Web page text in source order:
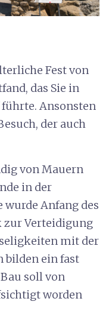
Fest von
das Sie in
Ansonsten
der auch
von Mauern
in der
wurde Anfang des
zur Verteidigung
mit der
bilden ein fast
soll von
worden